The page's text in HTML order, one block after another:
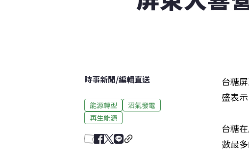
時事新聞/編輯直送
能源轉型
沼氣發電
再生能源
台糖
盛表
台糖
數最